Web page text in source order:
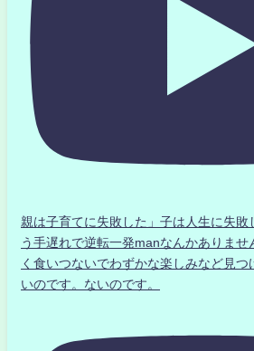
親は子育てに失敗した」子は人生に失敗
う手遅れで逆転一発manなんかありませ
く食いつないでわずかな楽しみなど見つ
いのです。ないのです。